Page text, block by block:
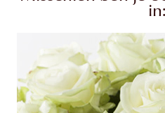
in: